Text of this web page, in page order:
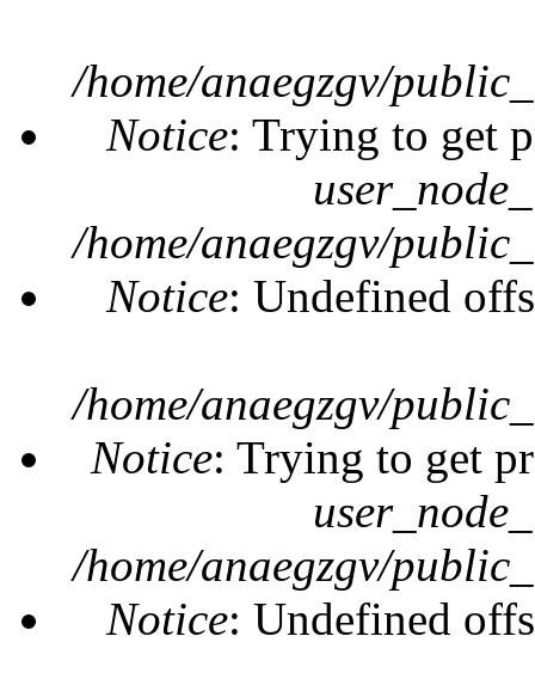
/home/anaegzgv/
Notice: Trying to get
/home/anaegzgv/
Notice: Undefined
/home/anaegzgv/
Notice: Trying to get
/home/anaegzgv/
Notice: Undefined